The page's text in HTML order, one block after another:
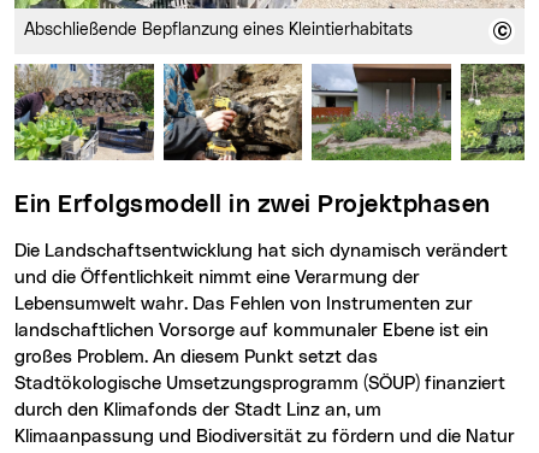
Abschließende Bepflanzung eines Kleintierhabitats
Ein Erfolgsmodell in zwei Projektphasen
Die Landschaftsentwicklung hat sich dynamisch verändert
und die Öffentlichkeit nimmt eine Verarmung der
Lebensumwelt wahr. Das Fehlen von Instrumenten zur
landschaftlichen Vorsorge auf kommunaler Ebene ist ein
großes Problem. An diesem Punkt setzt das
Stadtökologische Umsetzungsprogramm (SÖUP) finanziert
durch den Klimafonds der Stadt Linz an, um
Klimaanpassung und Biodiversität zu fördern und die Natur